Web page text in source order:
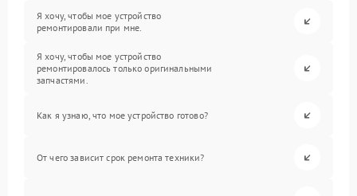
Я хочу, чтобы мое устройство
ремонтировали при мне.
Я хочу, чтобы мое устройство
ремонтировалось только оригинальными
запчастями.
Как я узнаю, что мое устройство готово?
От чего зависит срок ремонта техники?